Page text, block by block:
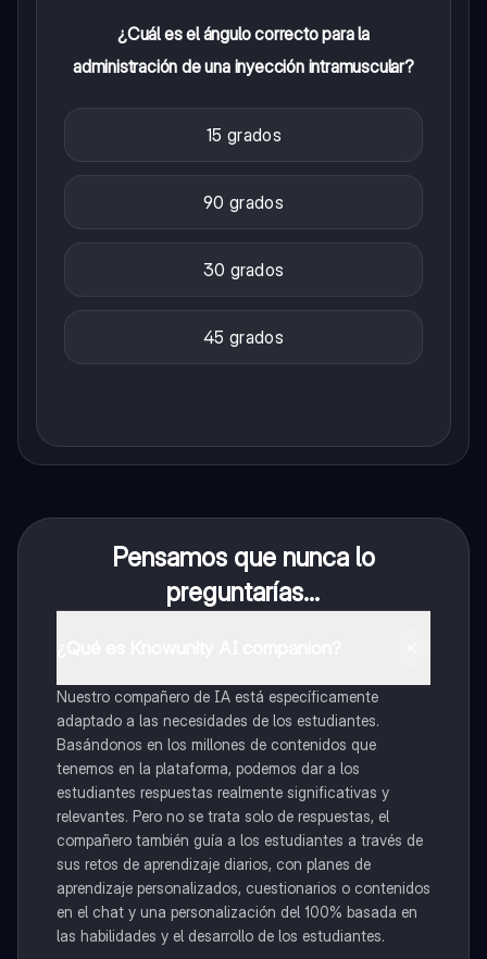
¿Cuál es el ángulo correcto para la
administración de una inyección intramuscular?
15 grados
90 grados
30 grados
45 grados
Pensamos que nunca lo
preguntarías...
Nuestro compañero de IA está específicamente
adaptado a las necesidades de los estudiantes.
Basándonos en los millones de contenidos que
tenemos en la plataforma, podemos dar a los
estudiantes respuestas realmente significativas y
relevantes. Pero no se trata solo de respuestas, el
compañero también guía a los estudiantes a través de
sus retos de aprendizaje diarios, con planes de
aprendizaje personalizados, cuestionarios o contenidos
en el chat y una personalización del 100% basada en
las habilidades y el desarrollo de los estudiantes.